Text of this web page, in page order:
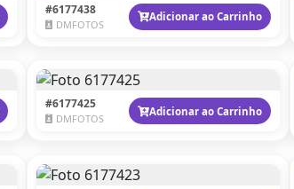
#6177438
DMFOTOS
Adicionar ao Carrinho
#6177425
DMFOTOS
Adicionar ao Carrinho